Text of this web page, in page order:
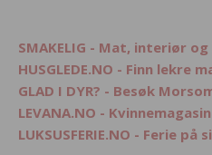
SMAKELIG - Mat, interiør
HUSGLEDE.NO - Finn lekre
GLAD I DYR? - Besøk
LEVANA.NO -
LUKSUSFERIE.NO - Ferie